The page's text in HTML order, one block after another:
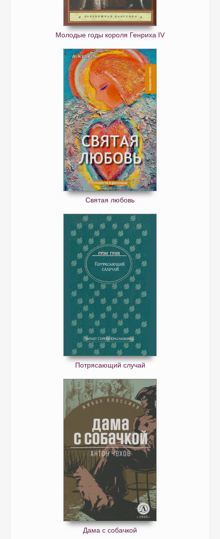
Молодые годы короля Генриха IV
Святая любовь
Потрясающий случай
Дама с собачкой